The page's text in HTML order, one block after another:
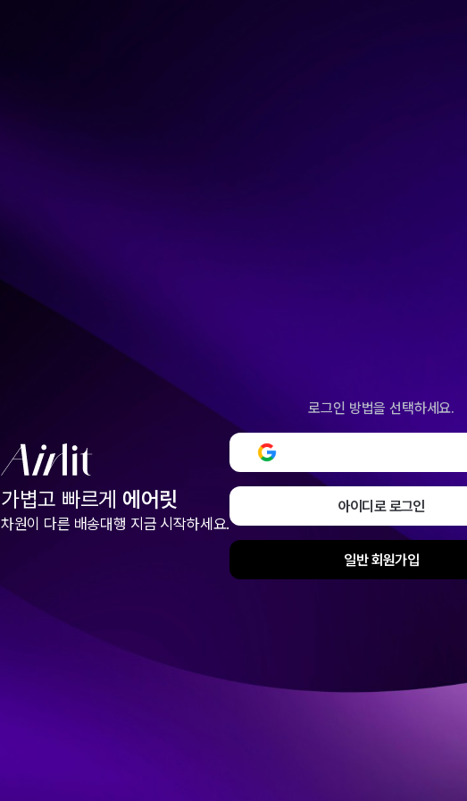
가볍고 빠르게 에어릿
차원이 다른 배송대행 지금 시작하세요.
로그인 방법을 선택하세요.
아이디로 로그인
일반 회원가입